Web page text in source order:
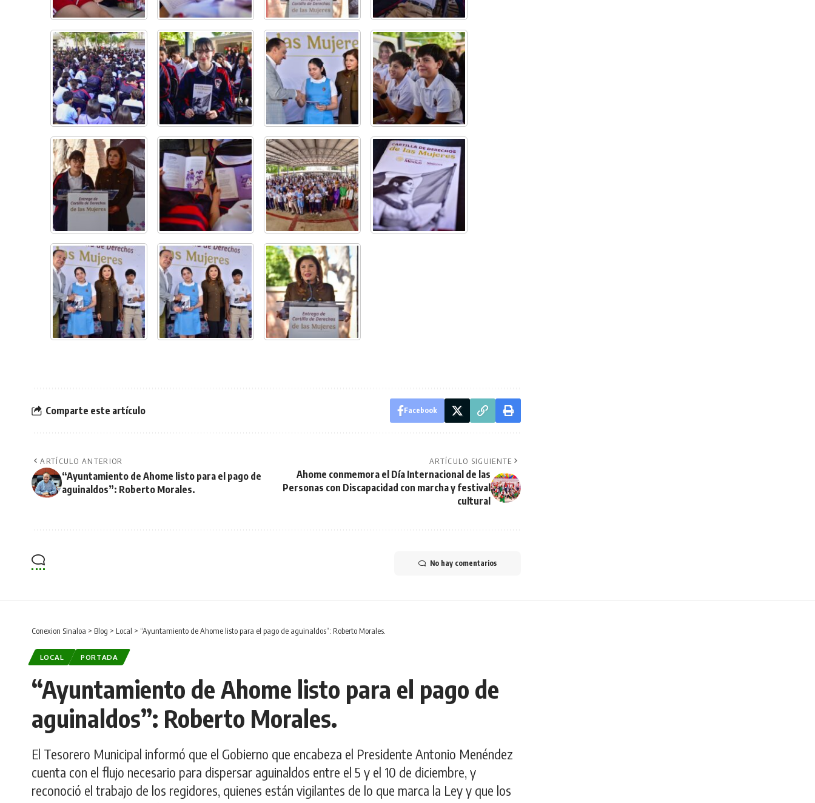
Comparte este artículo Facebook
ARTÍCULO ANTERIOR
“Ayuntamiento de Ahome listo para el pago de
aguinaldos”: Roberto Morales.
ARTÍCULO SIGUIENTE
Ahome conmemora el Día Internacional de las
Personas con Discapacidad con marcha y festival
cultural
No hay comentarios
Conexion Sinaloa > Blog > Local > “Ayuntamiento de Ahome listo para el pago de aguinaldos”: Roberto Morales.
LOCAL PORTADA
“Ayuntamiento de Ahome listo para el pago de
aguinaldos”: Roberto Morales.
El Tesorero Municipal informó que el Gobierno que encabeza el Presidente Antonio Menéndez
cuenta con el flujo necesario para dispersar aguinaldos entre el 5 y el 10 de diciembre, y
reconoció el trabajo de los regidores, quienes están vigilantes de lo que marca la Ley y que los